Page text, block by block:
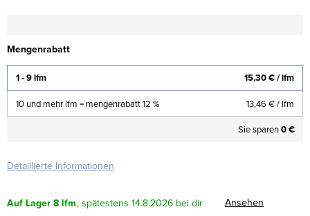
Mengenrabatt
1 - 9 lfm 15,30 €/ lfm
10 und mehr lfm = mengenrabatt 12 % 13,46 €/ lfm
Sie sparen0 €
Detaillierte Informationen
Auf Lager8 lfm 14.8.2026
Ansehen